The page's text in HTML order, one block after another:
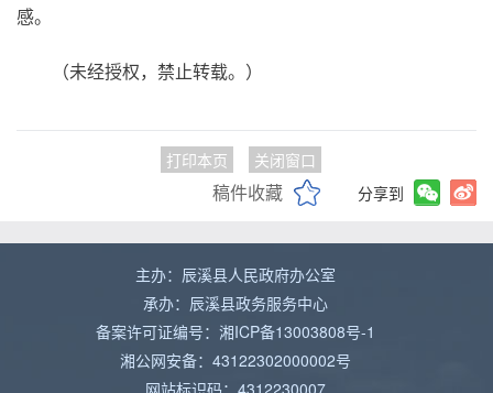
感。
（未经授权，禁止转载。）
打印本页 关闭窗口
稿件收藏 分享到
主办：辰溪县人民政府办公室
承办：辰溪县政务服务中心
备案许可证编号：湘ICP备13003808号-1
湘公网安备：43122302000002号
网站标识码：4312230007